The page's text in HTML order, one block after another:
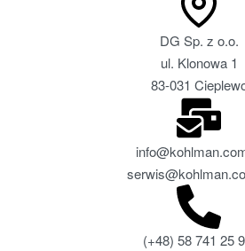
DG Sp. z o.o.
ul. Klonowa 1
83-031
(+48) 58 741 25